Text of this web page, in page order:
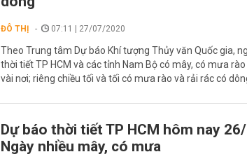
ĐÔ THỊ 07:11 | 27/07/2020
Theo Trung tâm Dự báo Khí tượng Thủy văn Quốc gia,
thời tiết TP HCM và các tỉnh Nam Bộ có mây, có mưa
vài nơi; riêng chiều tối và tối có mưa rào và rải rác có
Dự báo thời tiết TP HCM hôm nay
Ngày nhiều mây, có mưa